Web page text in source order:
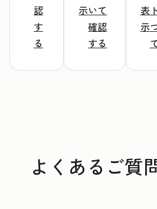
認
す
る
示いて
確認
する
表
示
よくあるご質